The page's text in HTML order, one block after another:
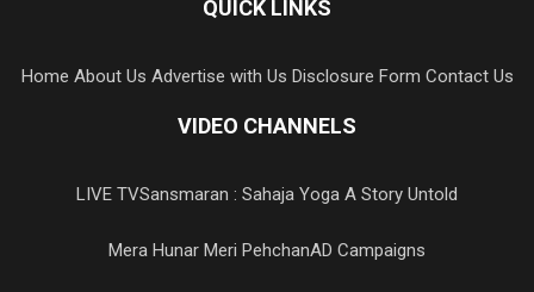
QUICK LINKS
Home About Us Advertise with Us Disclosure Form Contact Us
VIDEO CHANNELS
LIVE TVSansmaran : Sahaja Yoga A Story Untold
Mera Hunar Meri PehchanAD Campaigns